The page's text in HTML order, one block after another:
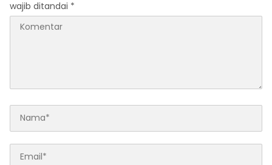
wajib ditandai *